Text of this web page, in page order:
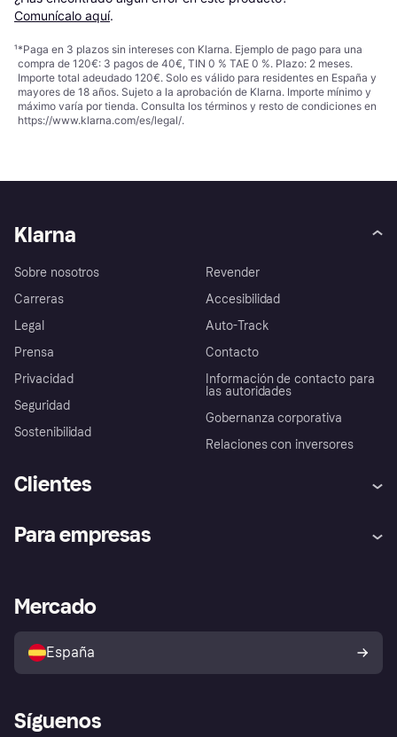
Comunícalo aquí.
¹*Paga en 3 plazos sin intereses con Klarna. Ejemplo de pago para una
compra de 120€: 3 pagos de 40€, TIN 0 % TAE 0 %. Plazo: 2 meses.
Importe total adeudado 120€. Solo es válido para residentes en España y
mayores de 18 años. Sujeto a la aprobación de Klarna. Importe mínimo y
máximo varía por tienda. Consulta los términos y resto de condiciones en
https://www.klarna.com/es/legal/.
Klarna
Sobre nosotros
Carreras
Legal
Prensa
Privacidad
Seguridad
Sostenibilidad
Revender
Accesibilidad
Auto-Track
Contacto
Información de contacto para
las autoridades
Gobernanza corporativa
Relaciones con inversores
Clientes
Inicio de sesión
Directorio de tiendas
Política de protección al
comprador de Klarna
Reclamaciones
Para empresas
Acceso empresas
Mercado
España
Síguenos